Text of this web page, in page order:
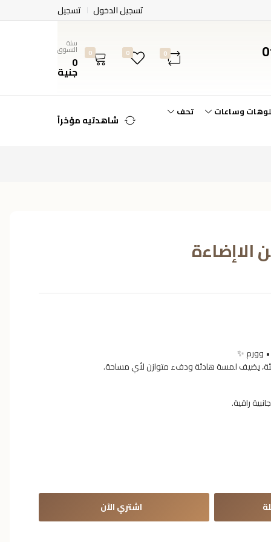
تسجيل الدخول تسجيل
0
0
0
سلة
التسوق
0
جنية
وساعات
تحف
شاهدتيه مؤخراً
يضيف لمسة هادئة ودفء متوازن لأي مساحة.
راقية.
اشتري الآن